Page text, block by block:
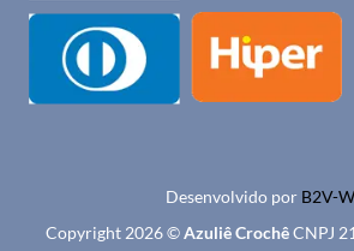
Desenvolvido por B2V-
Copyright 2026 ©Azuliê CrochêCNPJ